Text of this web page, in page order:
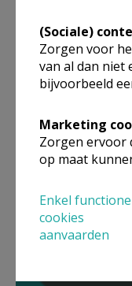
Vertrekken
(Sociale)
Zorgen voor
van al dan niet
bijvoorbeeld
Marketing
Zorgen ervoor
op maat
Enkel
cookies
aanvaarden